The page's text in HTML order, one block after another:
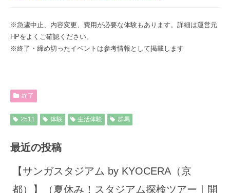
※急遽中止、内容変更、費用が必要な体験もあります。詳細は運営元
HPをよくご確認ください。
※終了・締め切ったイベントは参考情報として掲載します
終了
2511 体験 生活体験 群馬
最近の投稿
【サンガスタジアム by KYOCERA（京
都）】（夏休み！スタジアム探検ツアー｜開